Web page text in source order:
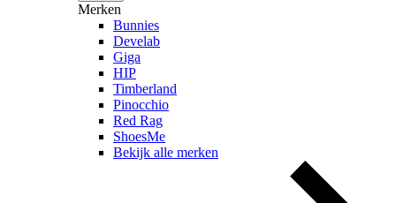
Merken
Bunnies
Develab
Giga
HIP
Timberland
Pinocchio
Red Rag
ShoesMe
Bekijk alle merken